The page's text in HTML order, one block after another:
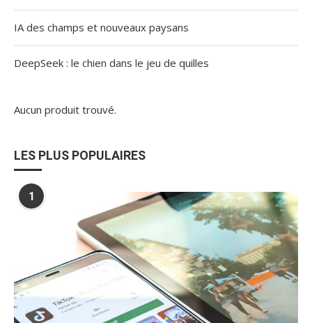
IA des champs et nouveaux paysans
DeepSeek : le chien dans le jeu de quilles
Aucun produit trouvé.
LES PLUS POPULAIRES
1